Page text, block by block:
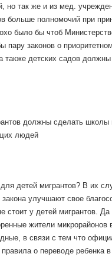
но так же и из мед.
больше полномочий при
было бы чтоб
законов о
детских садов
должны сделать
людей
детей мигрантов? В их
улучшают свое
стоит у детей мигрантов.
жители
в связи с тем что
о переводе ребенка